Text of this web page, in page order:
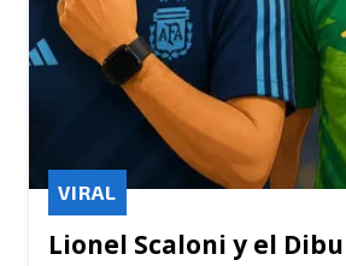
Lionel Scaloni y el
VIRAL